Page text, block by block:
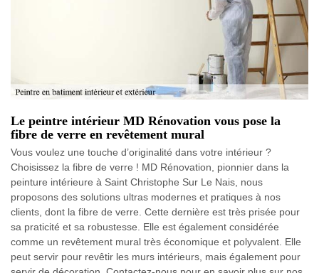
Le peintre intérieur MD Rénovation vous pose la
fibre de verre en revêtement mural
Vous voulez une touche d’originalité dans votre intérieur ?
Choisissez la fibre de verre ! MD Rénovation, pionnier dans la
peinture intérieure à Saint Christophe Sur Le Nais, nous
proposons des solutions ultras modernes et pratiques à nos
clients, dont la fibre de verre. Cette dernière est très prisée pour
sa praticité et sa robustesse. Elle est également considérée
comme un revêtement mural très économique et polyvalent. Elle
peut servir pour revêtir les murs intérieurs, mais également pour